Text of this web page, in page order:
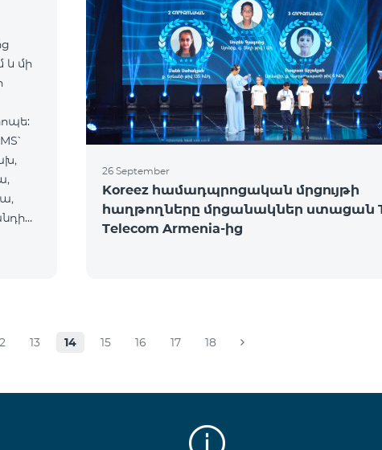
և մի
26 September
Koreez համադպրոցական մրցույթի
հաղթողները մրցանակներ ստացան
Telecom Armenia-ից
13 14 15 16 17 18